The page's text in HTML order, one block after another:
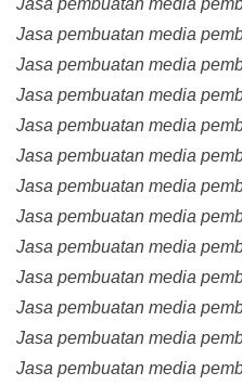
Jasa pembuatan media
Jasa pembuatan media
Jasa pembuatan media
Jasa pembuatan media
Jasa pembuatan media
Jasa pembuatan media
Jasa pembuatan media
Jasa pembuatan media
Jasa pembuatan media
Jasa pembuatan media
Jasa pembuatan media
Jasa pembuatan media
Jasa pembuatan media